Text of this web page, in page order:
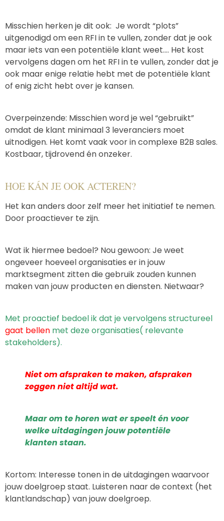
Misschien herken je dit ook: Je wordt “plots”
uitgenodigd om een RFI in te vullen, zonder dat je ook
maar iets van een potentiële klant weet…. Het kost
vervolgens dagen om het RFI in te vullen, zonder dat je
ook maar enige relatie hebt met de potentiële klant
of enig zicht hebt over je kansen.
Overpeinzende: Misschien word je wel “gebruikt”
omdat de klant minimaal 3 leveranciers moet
uitnodigen. Het komt vaak voor in complexe B2B sales.
Kostbaar, tijdrovend én onzeker.
HOE KÁN JE OOK ACTEREN?
Het kan anders door zelf meer het initiatief te nemen.
Door proactiever te zijn.
Wat ik hiermee bedoel? Nou gewoon: Je weet
ongeveer hoeveel organisaties er in jouw
marktsegment zitten die gebruik zouden kunnen
maken van jouw producten en diensten. Nietwaar?
Met proactief bedoel ik dat je vervolgens structureel
gaat bellen met deze organisaties( relevante
stakeholders).
Niet om afspraken te maken, afspraken
zeggen niet altijd wat.
Maar om te horen wat er speelt én voor
welke uitdagingen jouw potentiële
klanten staan.
Kortom: Interesse tonen in de uitdagingen waarvoor
jouw doelgroep staat. Luisteren naar de context (het
klantlandschap) van jouw doelgroep.